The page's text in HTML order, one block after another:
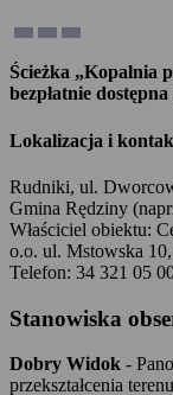
Ścieżka „Kopalnia
bezpłatnie
Lokalizacja i
Rudniki, ul.
Gmina Rędziny
Właściciel obiektu:
o.o. ul. Mstowska
Telefon: 34 321 05
Stanowiska
Dobry Widok -
przekształcenia